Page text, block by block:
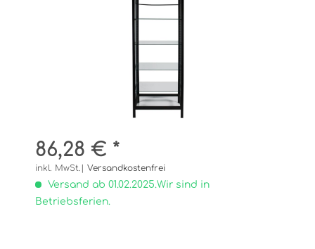
86,28 € *
inkl. MwSt.| Versandkostenfrei
Versand ab 01.02.2025.Wir sind in
Betriebsferien.